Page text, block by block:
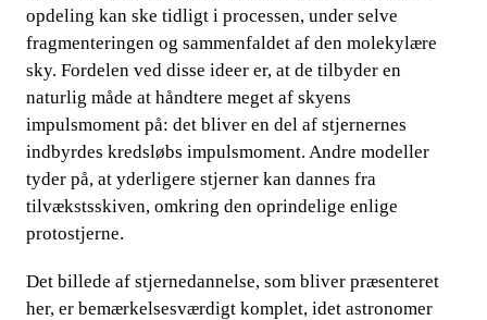
opdeling kan ske tidligt i processen, under selve
fragmenteringen og sammenfaldet af den molekylære
sky. Fordelen ved disse ideer er, at de tilbyder en
naturlig måde at håndtere meget af skyens
impulsmoment på: det bliver en del af stjernernes
indbyrdes kredsløbs impulsmoment. Andre modeller
tyder på, at yderligere stjerner kan dannes fra
tilvækstsskiven, omkring den oprindelige enlige
protostjerne.
Det billede af stjernedannelse, som bliver præsenteret
her, er bemærkelsesværdigt komplet, idet astronomer